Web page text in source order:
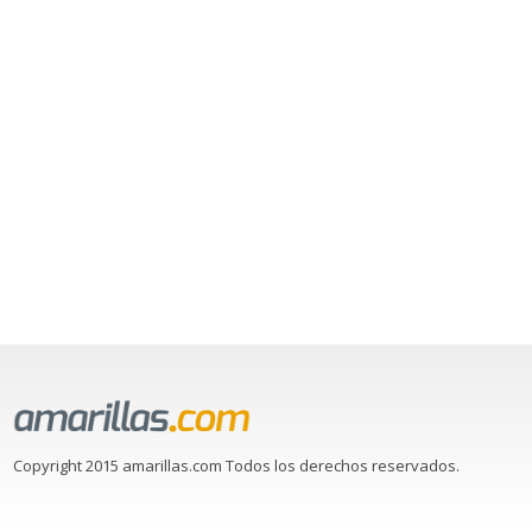
Copyright 2015 amarillas.com Todos los derechos reservados.